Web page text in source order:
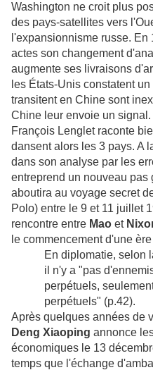
Washington ne croit plus
des pays-satellites vers
l'expansionnisme russe.
actes son changement
augmente ses livraisons
les États-Unis constatent
transitent en Chine sont
Chine leur envoie un signal.
François Lenglet raconte
dansent alors les 3 pays. A
dans son analyse par les
entreprend un nouveau pas
aboutira au voyage secret
Polo) entre le 9 et 11 juillet
rencontre entre Mao et
le commencement d'une
En diplomatie, selon
il n'y a"pas
perpétuels,
perpétuels" (p.42).
Après quelques années de
Deng Xiaoping annonce
économiques le 13
temps que l'échange